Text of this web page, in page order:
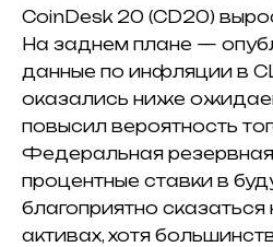
CoinDesk 20 (CD20)
На заднем плане —
данные по инфляции в
оказались ниже
повысил вероятность
Федеральная
процентные ставки в
благоприятно сказаться
активах, хотя